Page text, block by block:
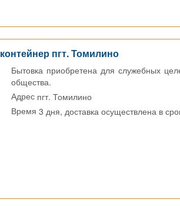
пгт. Томилино
Бытовка приобретена для служебных
общества.
Адрес пгт. Томилино
Время3 дня, доставка осуществлена в